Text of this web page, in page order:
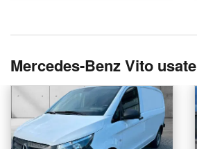
Mercedes-Benz Vito usate